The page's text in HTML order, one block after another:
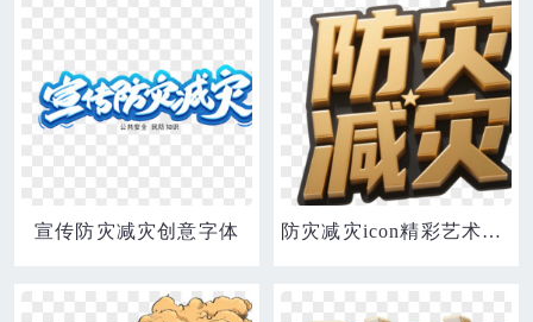
宣传防灾减灾创意字体 防灾减灾icon精彩艺术字免抠元素